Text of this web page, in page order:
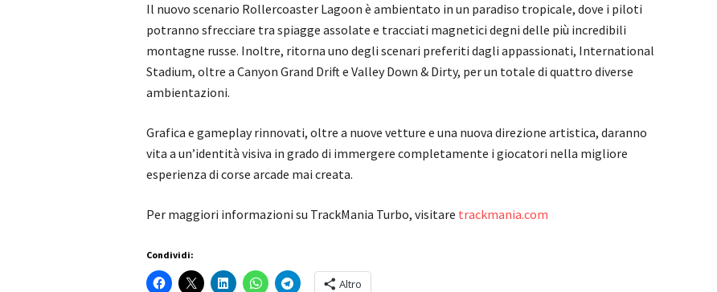
Il nuovo scenario Rollercoaster Lagoon è ambientato in un paradiso tropicale, dove i piloti
potranno sfrecciare tra spiagge assolate e tracciati magnetici degni delle più incredibili
montagne russe. Inoltre, ritorna uno degli scenari preferiti dagli appassionati, International
Stadium, oltre a Canyon Grand Drift e Valley Down & Dirty, per un totale di quattro diverse
ambientazioni.
Grafica e gameplay rinnovati, oltre a nuove vetture e una nuova direzione artistica, daranno
vita a un’identità visiva in grado di immergere completamente i giocatori nella migliore
esperienza di corse arcade mai creata.
Per maggiori informazioni su TrackMania Turbo, visitare trackmania.com
Condividi:
Altro